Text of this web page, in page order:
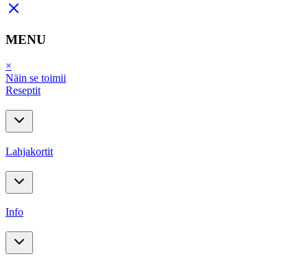
MENU
×
Näin se toimii
Reseptit
Lahjakortit
Info